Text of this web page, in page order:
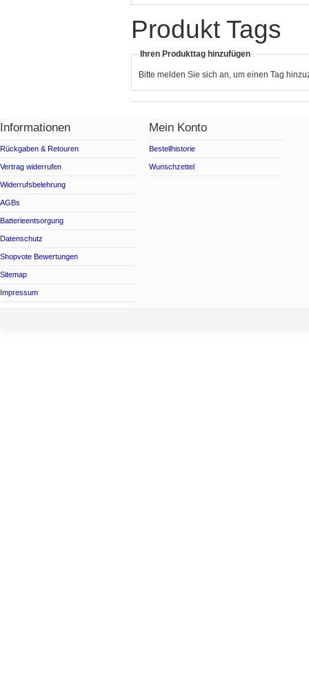
Produkt Tags
Ihren Produkttag hinzufügen
Bitte melden Sie sich an, um einen Tag
Informationen
Rückgaben & Retouren
Vertrag widerrufen
Widerrufsbelehrung
AGBs
Batterieentsorgung
Datenschutz
Shopvote Bewertungen
Sitemap
Impressum
Mein Konto
Bestellhistorie
Wunschzettel